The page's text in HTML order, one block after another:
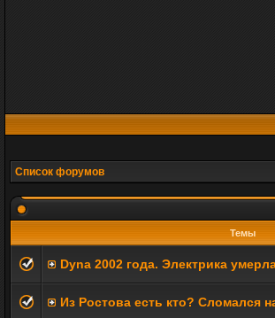
Список форумов
Темы
Dyna 2002 года. Электрика
Из Ростова есть кто? Сломался